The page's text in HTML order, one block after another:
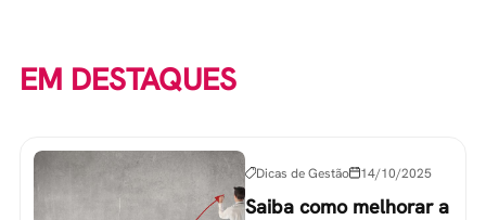
EM DESTAQUES
Dicas de Gestão 14/10/2025
Saiba como melhorar a